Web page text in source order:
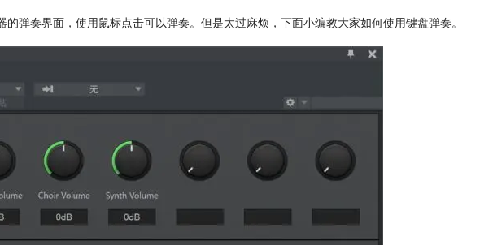
弹奏界面，使用鼠标点击可以弹奏。但是太过麻烦，下面小编教大家如何使用键盘弹奏。